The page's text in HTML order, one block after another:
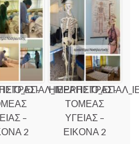
–
2
ΤΟΜΕΑΣ
ΥΓΕΙΑΣ –
ΕΙΚΟΝΑ 2